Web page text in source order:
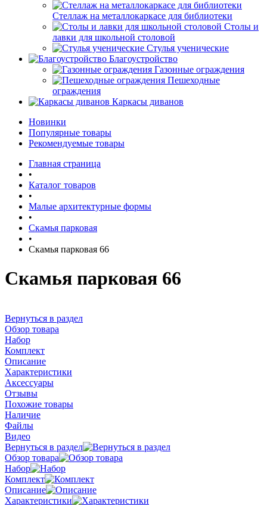
Стеллаж на металлокаркасе для библиотеки
Столы и
лавки для школьной столовой
Стулья ученические
Благоустройство
Газонные ограждения
Пешеходные
ограждения
Каркасы диванов
Новинки
Популярные товары
Рекомендуемые товары
Главная страница
•
Каталог товаров
•
Малые архитектурные формы
•
Скамья парковая
•
Скамья парковая 66
Скамья парковая 66
Вернуться в раздел
Обзор товара
Набор
Комплект
Описание
Характеристики
Аксессуары
Отзывы
Похожие товары
Наличие
Файлы
Видео
Вернуться в раздел
Обзор товара
Набор
Комплект
Описание
Характеристики